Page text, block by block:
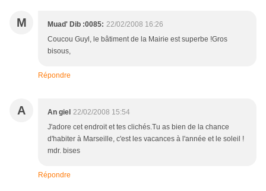
M Muad' Dib :0085: 22/02/2008 16:26
Coucou Guyl, le bâtiment de la Mairie est superbe !Gros
bisous,
Répondre
A An giel 22/02/2008 15:54
J'adore cet endroit et tes clichés.Tu as bien de la chance
d'habiter à Marseille, c'est les vacances à l'année et le soleil !
mdr. bises
Répondre